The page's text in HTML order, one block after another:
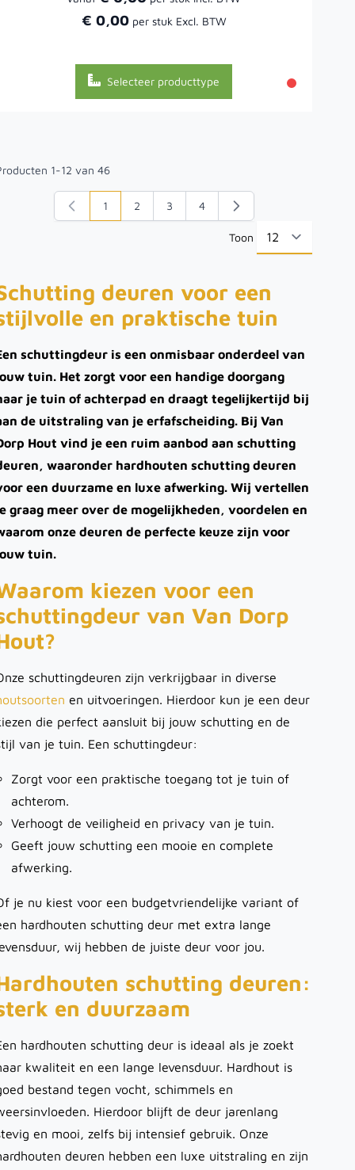
€ 0,00
Selecteer producttype
1-12 van 46
U lees momenteel pagina
1 Pagina
2 Pagina
3 Pagina
4
Toon
deuren voor een
en praktische tuin
schuttingdeur is een onmisbaar onderdeel van
tuin. Het zorgt voor een handige doorgang
je tuin of achterpad en draagt tegelijkertijd bij
de uitstraling van je erfafscheiding. Bij Van
Hout vind je een ruim aanbod aan schutting
waaronder hardhouten schutting deuren
een duurzame en luxe afwerking. Wij vertellen
graag meer over de mogelijkheden, voordelen en
onze deuren de perfecte keuze zijn voor
tuin.
kiezen voor een
van Van Dorp
schuttingdeuren zijn verkrijgbaar in diverse
en uitvoeringen. Hierdoor kun je een deur
die perfect aansluit bij jouw schutting en de
van je tuin. Een schuttingdeur:
Zorgt voor een praktische toegang tot je tuin of
achterom.
Verhoogt de veiligheid en privacy van je tuin.
Geeft jouw schutting een mooie en complete
afwerking.
je nu kiest voor een budgetvriendelijke variant of
hardhouten schutting deur met extra lange
wij hebben de juiste deur voor jou.
schutting deuren:
en duurzaam
hardhouten schutting deur is ideaal als je zoekt
kwaliteit en een lange levensduur. Hardhout is
bestand tegen vocht, schimmels en
Hierdoor blijft de deur jarenlang
en mooi, zelfs bij intensief gebruik. Onze
deuren hebben een luxe uitstraling en zijn